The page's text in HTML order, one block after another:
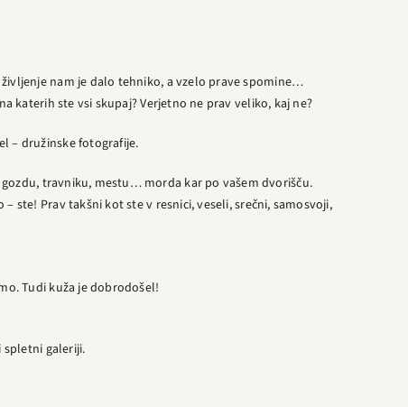
nam je dalo tehniko, a vzelo prave spomine…
katerih ste vsi skupaj? Verjetno ne prav veliko, kaj ne?
– družinske fotografije.
travniku, mestu… morda kar po vašem dvorišču.
ste! Prav takšni kot ste v resnici, veseli, srečni, samosvoji,
Tudi kuža je dobrodošel!
spletni galeriji.